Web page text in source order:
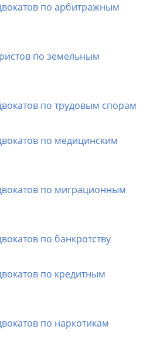
по арбитражным
по земельным
по трудовым спорам
по медицинским
по миграционным
по банкротству
по кредитным
по наркотикам